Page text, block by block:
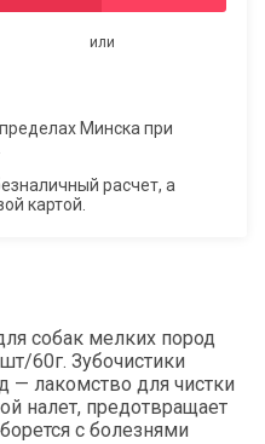
или
Минска при
расчет, а
картой.
собак мелких пород
60г. Зубочистики
лакомство для чистки
налет, предотвращает
с болезнями